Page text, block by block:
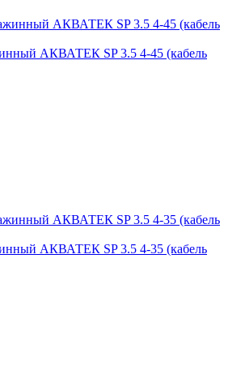
АКВАТЕК SP 3.5 4-45 (кабель
АКВАТЕК SP 3.5 4-35 (кабель